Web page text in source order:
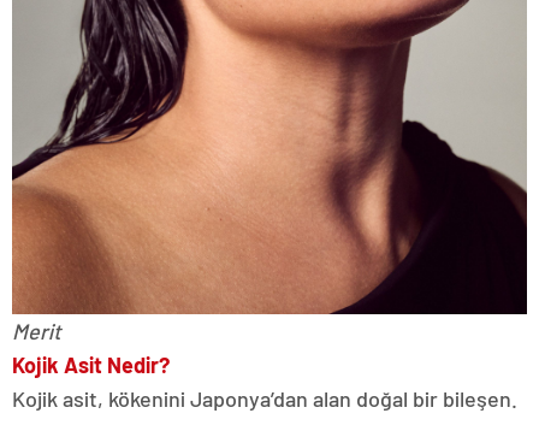
Merit
Kojik Asit Nedir?
Kojik asit, kökenini Japonya’dan alan doğal bir bileşen.